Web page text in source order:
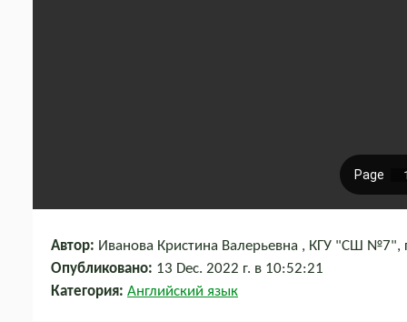
Автор: Иванова Кристина Валерьевна , КГУ "СШ №7",
Опубликовано: 13 Dec. 2022 г. в 10:52:21
Категория: Английский язык